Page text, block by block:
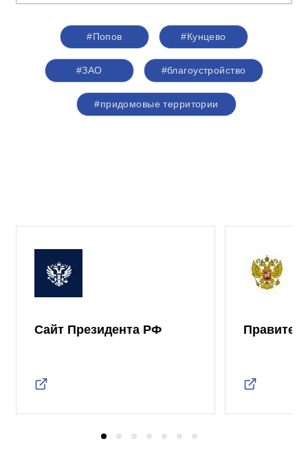
#Попов #Кунцево
#ЗАО #благоустройство
#придомовые территории
Сайт Президента РФ